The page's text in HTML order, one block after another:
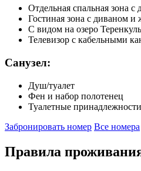
Отдельная спальная зона с
Гостиная зона с диваном
С видом на озеро Теренкуль
Телевизор с кабельными
Санузел:
Душ/туалет
Фен и набор полотенец
Туалетные принадлежности
Забронировать номер Все номера
Правила